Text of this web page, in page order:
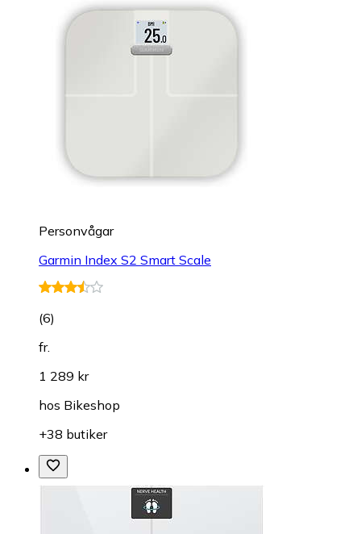
Personvågar
Garmin Index S2 Smart Scale
(6)
fr.
1 289 kr
hos Bikeshop
+38 butiker